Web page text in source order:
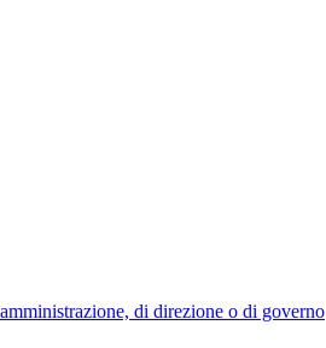
di direzione o di governo